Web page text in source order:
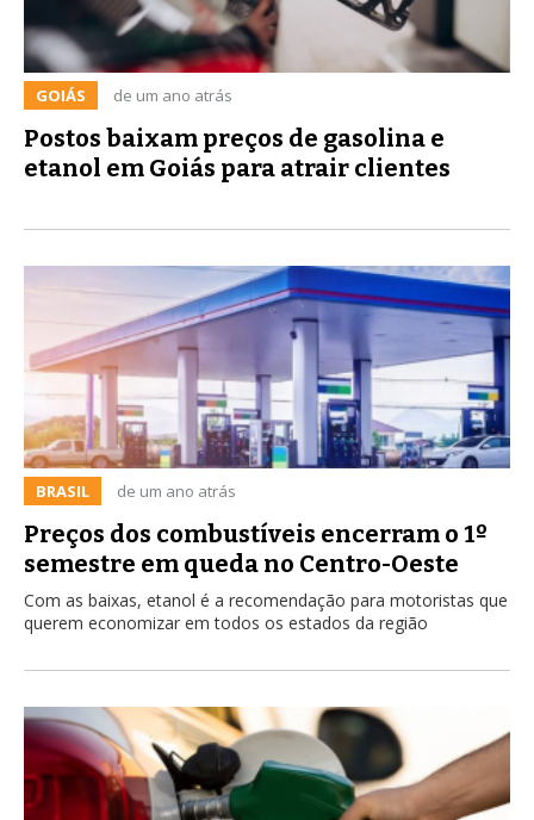
GOIÁS de um ano atrás
Postos baixam preços de gasolina e
etanol em Goiás para atrair clientes
BRASIL de um ano atrás
Preços dos combustíveis encerram o 1º
semestre em queda no Centro-Oeste
Com as baixas, etanol é a recomendação para motoristas que
querem economizar em todos os estados da região